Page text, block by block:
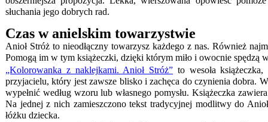
słuchania jego dobrych rad.
Czas w anielskim towarzystwie
Anioł Stróż to nieodłączny towarzysz każdego z nas. Również
Pomogą im w tym książeczki, dzięki którym miło i owocnie spędzą
„Kolorowanka z naklejkami. Anioł Stróż” to wesoła
przyjacielu, który jest zawsze blisko i zachęca do czynienia dobra.
wypełnić według wzoru lub własnego pomysłu. Książeczka
Na jednej z nich zamieszczono tekst tradycyjnej modlitwy do
łóżku dziecka.